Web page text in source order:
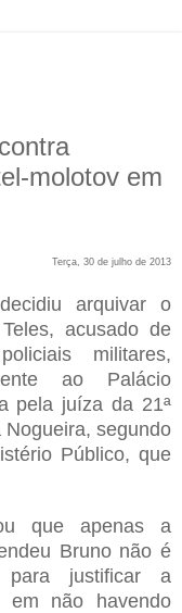
molotov em
Terça, 30 de julho de 2013
arquivar o
acusado de
militares,
ao Palácio
pela juíza da 21ª
segundo
Público, que
que apenas a
Bruno não é
para justificar a
em não havendo